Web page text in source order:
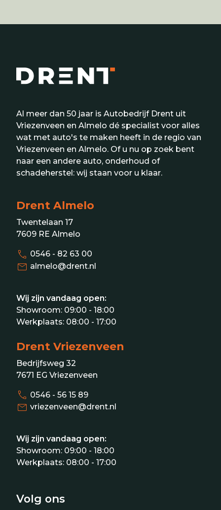
Al meer dan 50 jaar is Autobedrijf Drent uit
Vriezenveen en Almelo dé specialist voor alles
wat met auto's te maken heeft in de regio van
Vriezenveen en Almelo. Of u nu op zoek bent
naar een andere auto, onderhoud of
schadeherstel: wij staan voor u klaar.
Drent Almelo
Twentelaan 17
7609 RE Almelo
call 0546 - 82 63 00
mail almelo@drent.nl
Wij zijn vandaag open:
Showroom: 09:00 - 18:00
Werkplaats: 08:00 - 17:00
Drent Vriezenveen
Bedrijfsweg 32
7671 EG Vriezenveen
call 0546 - 56 15 89
mail vriezenveen@drent.nl
Wij zijn vandaag open:
Showroom: 09:00 - 18:00
Werkplaats: 08:00 - 17:00
Volg ons